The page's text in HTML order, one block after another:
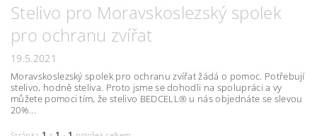
Stelivo pro Moravskoslezský spolek
pro ochranu zvířat
19.5.2021
Moravskoslezský spolek pro ochranu zvířat žádá o pomoc. Potřebují
stelivo, hodně steliva. Proto jsme se dohodli na spolupráci a vy
můžete pomoci tím, že stelivo BEDCELL® u nás objednáte se slevou
20%...